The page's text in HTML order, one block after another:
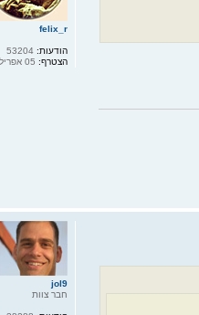
felix_r
הודעות:53204
הצטרף:05 אפריל 2011, 18:18
jol9
חבר צוות